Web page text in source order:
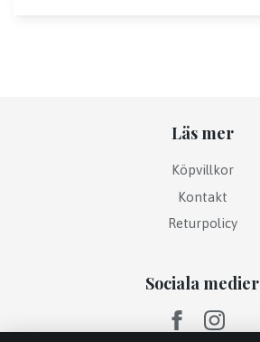
Läs mer
Köpvillkor
Kontakt
Returpolicy
Sociala medier